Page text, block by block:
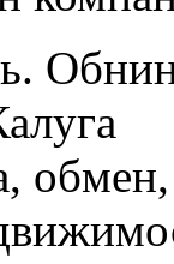
обмен,